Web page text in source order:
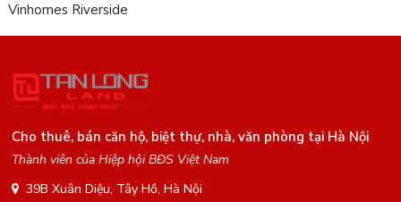
Vinhomes Riverside
Cho thuê, bán căn hộ, biệt thự, nhà, văn phòng tại Hà Nội
Thành viên của Hiệp hội BĐS Việt Nam
39B Xuân Diệu, Tây Hồ, Hà Nội